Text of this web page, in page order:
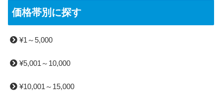
価格帯別に探す
¥1～5,000
¥5,001～10,000
¥10,001～15,000